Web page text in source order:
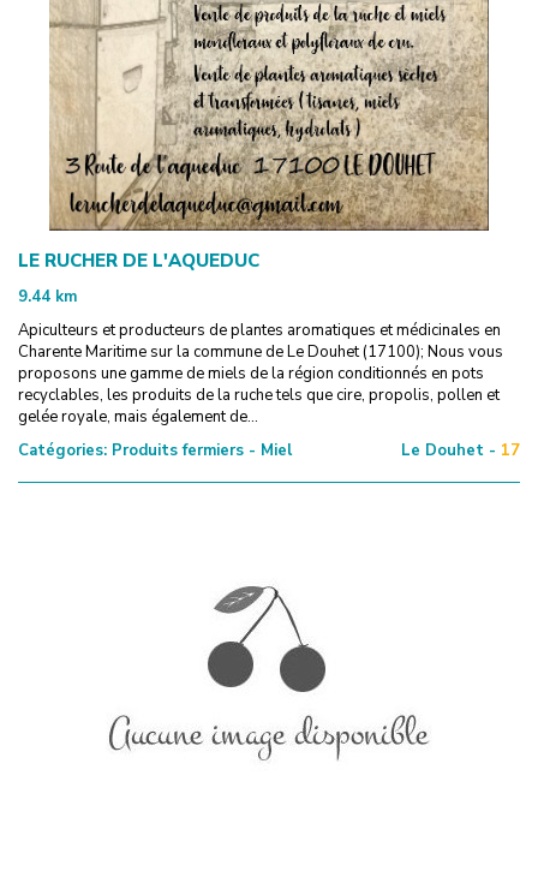
LE RUCHER DE L'AQUEDUC
9.44 km
Apiculteurs et producteurs de plantes aromatiques et médicinales en
Charente Maritime sur la commune de Le Douhet (17100); Nous vous
proposons une gamme de miels de la région conditionnés en pots
recyclables, les produits de la ruche tels que cire, propolis, pollen et
gelée royale, mais également de...
Catégories: Produits fermiers - Miel Le Douhet - 17